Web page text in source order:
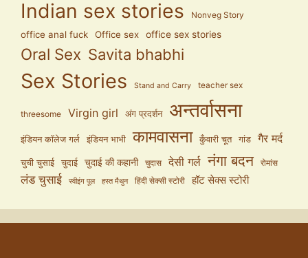
Indian sex stories Nonveg Story
office anal fuck Office sex office sex stories
Oral Sex Savita bhabhi
Sex Stories Stand and Carry teacher sex
threesome Virgin girl अंग प्रदर्शन अन्तर्वासना
इंडियन कॉलेज गर्ल इंडियन भाभी कामवासना कुँवारी चूत गांड गैर मर्द
चुची चुसाई चुदाई चुदाई की कहानी चुदास देसी गर्ल नंगा बदन रोमांस
लंड चुसाई स्वीइंग पूल हस्त मैथुन हिंदी सेक्सी स्टोरी हॉट सेक्स स्टोरी